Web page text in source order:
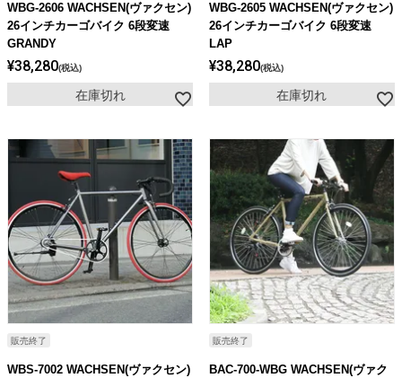
WBG-2606 WACHSEN(ヴァクセン)
26インチカーゴバイク 6段変速
GRANDY
¥38,280 税込
在庫切れ
WBG-2605 WACHSEN(ヴァクセン)
26インチカーゴバイク 6段変速
LAP
¥38,280 税込
在庫切れ
販売終了
WBS-7002 WACHSEN(ヴァクセン)
販売終了
BAC-700-WBG WACHSEN(ヴァク